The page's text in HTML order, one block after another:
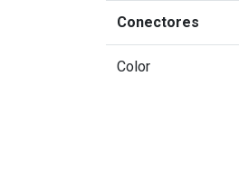
Conectores
Color